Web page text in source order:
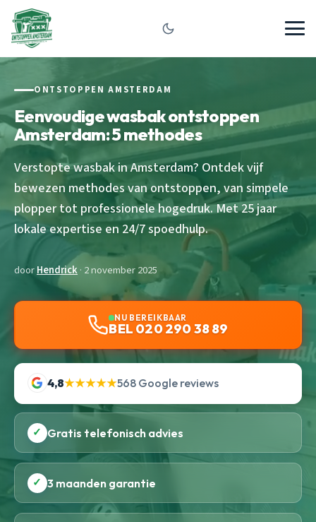
ONTSTOPPEN AMSTERDAM
Eenvoudige wasbak ontstoppen
Amsterdam: 5 methodes
Verstopte wasbak in Amsterdam? Ontdek vijf
bewezen methodes van ontstoppen, van simpele
plopper tot professionele hogedruk. Met 25 jaar
lokale expertise en 24/7 spoedhulp.
doorHendrick· 2 november 2025
NU BEREIKBAAR
BEL 020 290 38 89
4,8★★★★★568 Google reviews
✓ Gratis telefonisch advies
✓ 3 maanden garantie